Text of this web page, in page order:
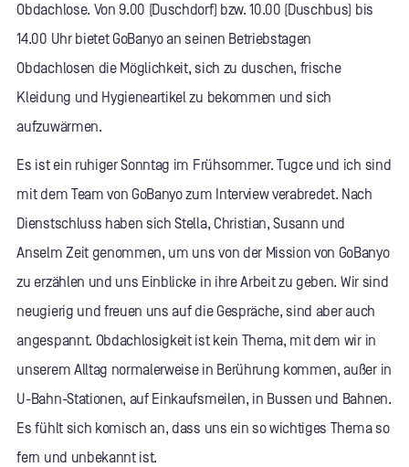
Obdachlose. Von 9.00 (Duschdorf) bzw. 10.00 (Duschbus) bis
14.00 Uhr bietet GoBanyo an seinen Betriebstagen
Obdachlosen die Möglichkeit, sich zu duschen, frische
Kleidung und Hygieneartikel zu bekommen und sich
aufzuwärmen.
Es ist ein ruhiger Sonntag im Frühsommer. Tugce und ich sind
mit dem Team von GoBanyo zum Interview verabredet. Nach
Dienstschluss haben sich Stella, Christian, Susann und
Anselm Zeit genommen, um uns von der Mission von GoBanyo
zu erzählen und uns Einblicke in ihre Arbeit zu geben. Wir sind
neugierig und freuen uns auf die Gespräche, sind aber auch
angespannt. Obdachlosigkeit ist kein Thema, mit dem wir in
unserem Alltag normalerweise in Berührung kommen, außer in
U-Bahn-Stationen, auf Einkaufsmeilen, in Bussen und Bahnen.
Es fühlt sich komisch an, dass uns ein so wichtiges Thema so
fern und unbekannt ist.